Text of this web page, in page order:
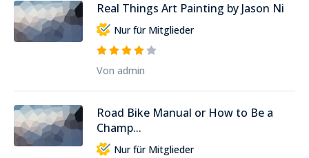
Real Things Art Painting by Jason Ni
Nur für Mitglieder
Von admin
Road Bike Manual or How to Be a
Champ...
Nur für Mitglieder